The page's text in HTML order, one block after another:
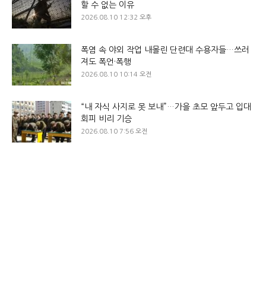
할 수 없는 이유
2026.08.10 12:32 오후
폭염 속 야외 작업 내몰린 단련대 수용자들…쓰러
져도 폭언·폭행
2026.08.10 10:14 오전
“내 자식 사지로 못 보내”…가을 초모 앞두고 입대
회피 비리 기승
2026.08.10 7:56 오전